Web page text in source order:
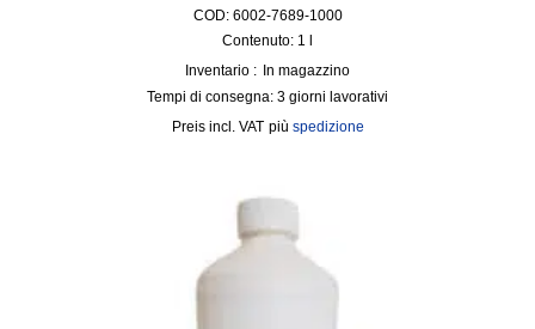
COD: 6002-7689-1000
Contenuto: 1
Inventario : In magazzino
Tempi di consegna: 3 giorni lavorativi
incl. VAT più spedizione